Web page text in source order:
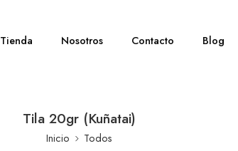
Tienda Nosotros Contacto Blog
Tila 20gr (Kuñatai)
Inicio Todos